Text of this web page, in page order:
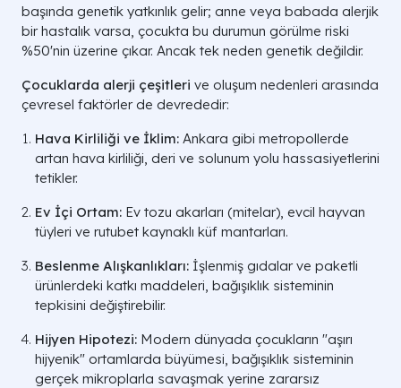
başında genetik yatkınlık gelir; anne veya babada alerjik
bir hastalık varsa, çocukta bu durumun görülme riski
%50'nin üzerine çıkar. Ancak tek neden genetik değildir.
Çocuklarda alerji çeşitleri ve oluşum nedenleri arasında
çevresel faktörler de devrededir:
Hava Kirliliği ve İklim: Ankara gibi metropollerde
artan hava kirliliği, deri ve solunum yolu hassasiyetlerini
tetikler.
Ev İçi Ortam: Ev tozu akarları (mitelar), evcil hayvan
tüyleri ve rutubet kaynaklı küf mantarları.
Beslenme Alışkanlıkları: İşlenmiş gıdalar ve paketli
ürünlerdeki katkı maddeleri, bağışıklık sisteminin
tepkisini değiştirebilir.
Hijyen Hipotezi: Modern dünyada çocukların "aşırı
hijyenik" ortamlarda büyümesi, bağışıklık sisteminin
gerçek mikroplarla savaşmak yerine zararsız